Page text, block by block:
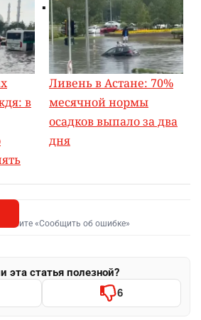
в
Ливень в Астане: 70%
месячной нормы
осадков выпало за два
дня
«Сообщить об ошибке»
эта статья полезной?
6